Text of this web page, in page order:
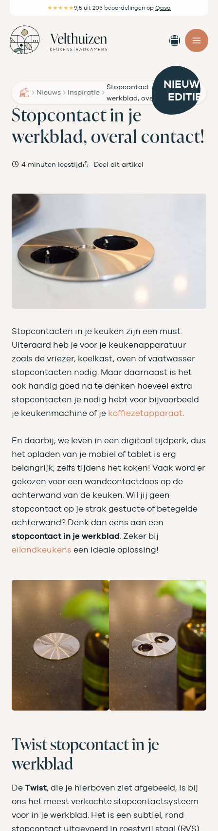
inhoud
★★★★★9,5 uit 203 beoordelingen op Qasa
maken
Nieuws Inspiratie
Stopcontact in je
werkblad, overal contact!
Stopcontact in je
werkblad, overal contact!
4 minuten leestijd Deel dit artikel
Stopcontacten in je keuken zijn een must.
Uiteraard heb je voor je keukenapparatuur
zoals de vriezer, koelkast, oven of vaatwasser
stopcontacten nodig. Maar daarnaast is het
ook handig goed na te denken hoeveel extra
stopcontacten je nodig hebt voor bijvoorbeeld
je keukenmachine of je koffiezetapparaat.
En daarbij; we leven in een digitaal tijdperk, dus
het opladen van je mobiel of tablet is erg
belangrijk, zelfs tijdens het koken! Vaak word er
gekozen voor een wandcontactdoos op de
achterwand van de keuken. Wil jij geen
stopcontact op je strak gestucte of betegelde
achterwand? Denk dan eens aan een
stopcontact in je werkblad . Zeker bij
eilandkeukens een ideale oplossing!
Twist stopcontact in je
werkblad
De Twist, die je hierboven ziet afgebeeld, is bij
ons het meest verkochte stopcontactsysteem
voor in je werkblad. Het is een subtiel, rond
stopcontact uitgevoerd in roestvrij staal (RVS).
NIEUWE
EDITIE